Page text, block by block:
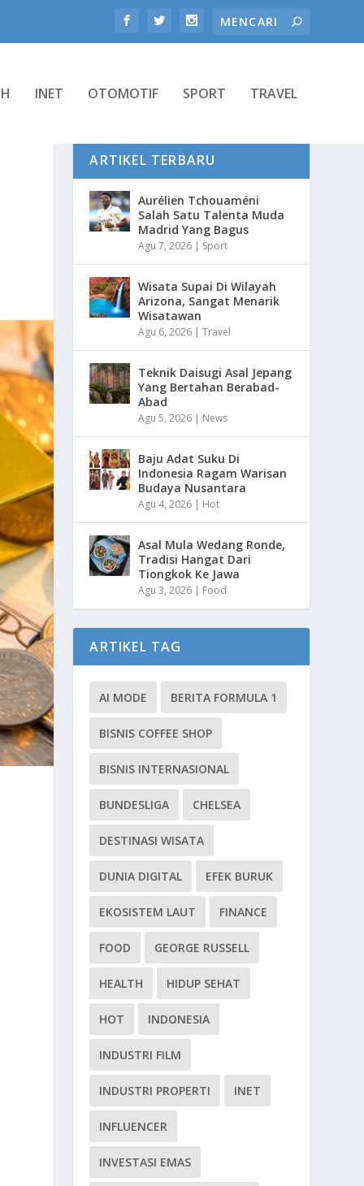
INET OTOMOTIF SPORT TRAVEL
ARTIKEL TERBARU
Aurélien Tchouaméni
Salah Satu Talenta Muda
Madrid Yang Bagus
Agu 7, 2026 | Sport
Wisata Supai Di Wilayah
Arizona, Sangat Menarik
Wisatawan
Agu 6, 2026 |Travel
Teknik Daisugi Asal Jepang
Yang Bertahan Berabad-
Abad
Agu 5, 2026 | News
Baju Adat Suku Di
Indonesia Ragam Warisan
Budaya Nusantara
Agu 4, 2026 | Hot
Asal Mula Wedang Ronde,
Tradisi Hangat Dari
Tiongkok Ke Jawa
Agu 3, 2026 | Food
ARTIKEL TAG
AI MODE BERITA FORMULA 1
BISNIS COFFEE SHOP
BISNIS INTERNASIONAL
BUNDESLIGA CHELSEA
DESTINASI WISATA
DUNIA DIGITAL EFEK BURUK
EKOSISTEM LAUT FINANCE
FOOD GEORGE RUSSELL
HEALTH HIDUP SEHAT
HOT INDONESIA
INDUSTRI FILM
INDUSTRI PROPERTI INET
INFLUENCER
INVESTASI EMAS